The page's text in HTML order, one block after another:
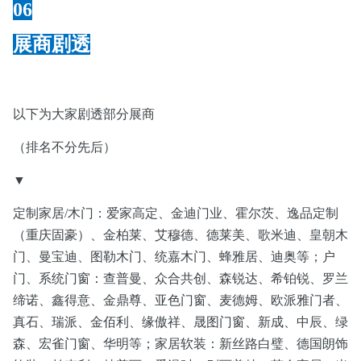
06
展商剧透
以下为大家剧透部分展商
（排名不分先后）
▼
定制家居/木门：爱家高定、金迪门业、霍尔茨、逸品定制
（重庆固豪）、金柏莱、艾穆德、德莱美、歌米迪、皇朝木
门、曼宝迪、图勒木门、统嘉木门、蜂雅居、迪奥等；户
门、系统门窗：查普曼、众合共创、森锐达、希铂锐、罗兰
缔诺、鑫得意、金鼎尊、亚色门窗、麦德姆、欧派雅门者、
真石、瑞派、金佰利、缘傲祥、晟图门窗、新成、中辰、绿
森、宏雀门窗、华明等；家居软装：新丝路白璧、德国朗饰